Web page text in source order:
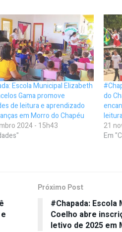
Escola Municipal Elizabeth
Gama promove
de leitura e aprendizado
em Morro do Chapéu
2024 - 15h43
do
21
Em
Próximo Post
#Chapada: Escola
Coelho abre
letivo de 2025 em